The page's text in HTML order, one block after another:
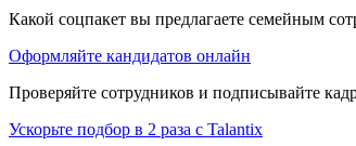
Какой соцпакет вы предлагаете семейным
Оформляйте кандидатов онлайн
Проверяйте сотрудников и подписывайте
Ускорьте подбор в 2 раза с Talantix